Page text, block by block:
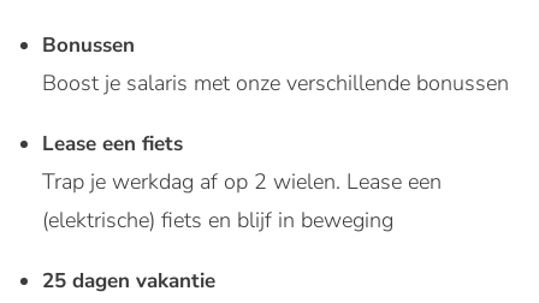
Bonussen
Boost je salaris met onze verschillende bonussen
Lease een fiets
Trap je werkdag af op 2 wielen. Lease een
(elektrische) fiets en blijf in beweging
25 dagen vakantie